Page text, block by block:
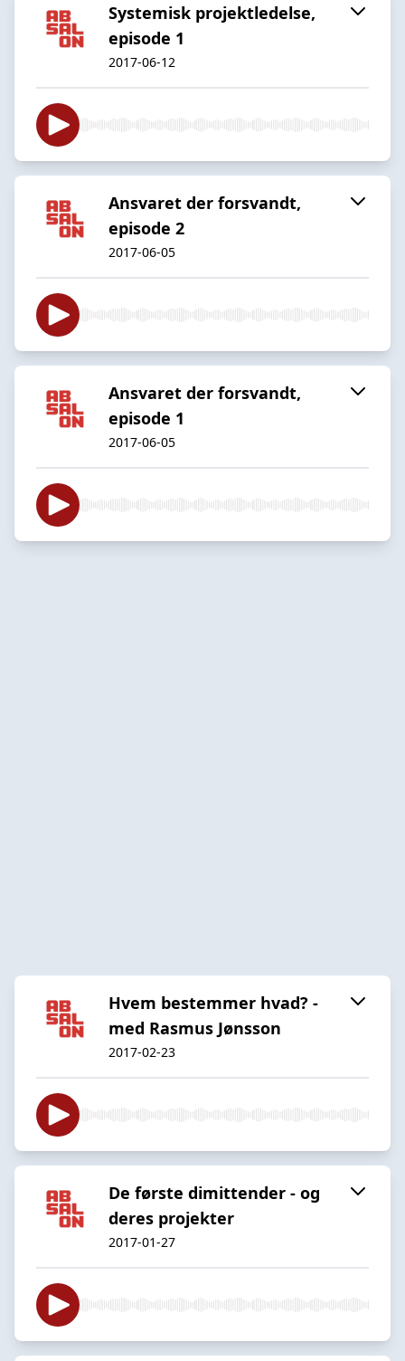
Systemisk projektledelse,
episode 1
2017-06-12
Ansvaret der forsvandt,
episode 2
2017-06-05
Ansvaret der forsvandt,
episode 1
2017-06-05
Hvem bestemmer hvad? -
med Rasmus Jønsson
2017-02-23
De første dimittender - og
deres projekter
2017-01-27